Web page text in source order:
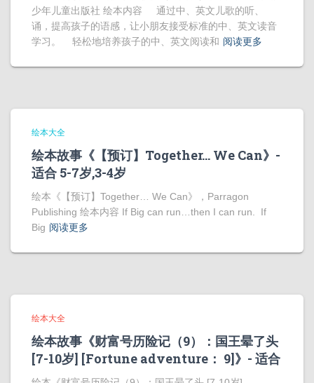
少年儿童出版社 绘本内容 通过中、英文儿歌的听、
诵，提高孩子的语感，让小朋友接受标准的中、英文读音
学习。 轻松地培养孩子的中、英文阅读和 阅读更多
绘本大全
绘本故事《【预订】Together… We Can》-
适合 5-7岁,3-4岁
绘本《【预订】Together… We Can》，Parragon
Publishing 绘本内容 If Big can run…then I can run. If
Big 阅读更多
绘本大全
绘本故事《财富号历险记（9）：国王晕了头
[7-10岁] [Fortune adventure： 9]》- 适合